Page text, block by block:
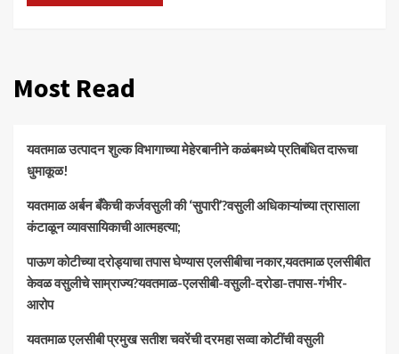
Most Read
यवतमाळ उत्पादन शुल्क विभागाच्या मेहेरबानीने कळंबमध्ये प्रतिबंधित दारूचा
धुमाकूळ!
​यवतमाळ अर्बन बँकेची कर्जवसुली की ‘सुपारी’?वसुली अधिकाऱ्यांच्या त्रासाला
कंटाळून व्यावसायिकाची आत्महत्या;
पाऊण कोटीच्या दरोड्याचा तपास घेण्यास एलसीबीचा नकार,यवतमाळ एलसीबीत
केवळ वसुलीचे साम्राज्य?यवतमाळ-एलसीबी-वसुली-दरोडा-तपास-गंभीर-
आरोप
यवतमाळ एलसीबी प्रमुख सतीश चवरेंची दरमहा सव्वा कोटींची वसुली